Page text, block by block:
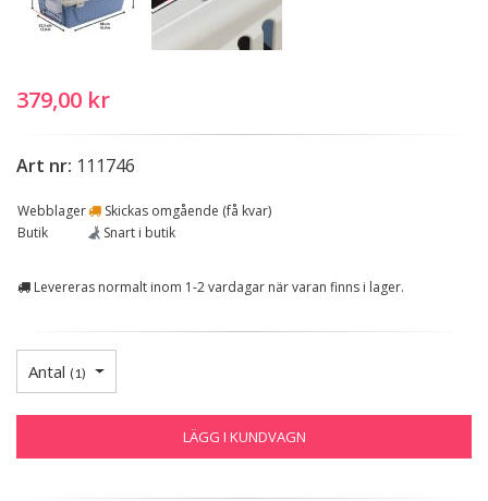
379,00 kr
Art nr: 111746
Webblager
Skickas omgående (få kvar)
Butik
Snart i butik
Levereras normalt inom 1-2 vardagar när varan finns i lager.
Antal (1)
LÄGG I KUNDVAGN